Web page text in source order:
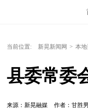
当前位置: 新晃新闻网 > 本地
县委常委
来源：新晃融媒 作者：甘胜